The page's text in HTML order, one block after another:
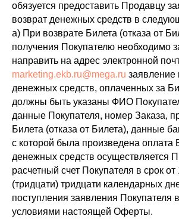
обязуется предоставить Продавцу
возврат денежных средств в
а) При возврате Билета (отказа от
получения Покупателю необходимо
направить на адрес электронной
marketing.ekb.ru@mega.ru заявление
денежных средств, оплаченных за
должны быть указаны ФИО
данные Покупателя, номер Заказа,
Билета (отказа от Билета), данные
с которой была произведена оплата
денежных средств осуществляется
расчетный счет Покупателя в срок
(тридцати) тридцати календарных
поступления заявления Покупателя
условиями настоящей Оферты.